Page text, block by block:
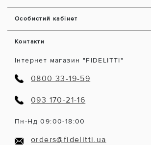
Особистий кабінет
Контакти
Інтернет магазин "FIDELITTI"
0800 33-19-59
093 170-21-16
Пн-Нд 09:00-18:00
orders@fidelitti.ua